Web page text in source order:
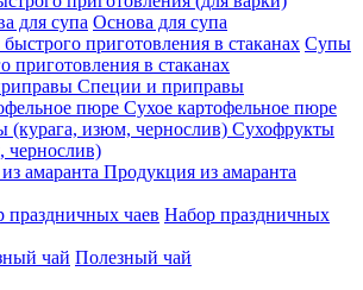
Основа для супа
Супы
приготовления в стаканах
Специи и приправы
Сухое картофельное пюре
Сухофрукты
чернослив)
Продукция из амаранта
Набор праздничных
Полезный чай